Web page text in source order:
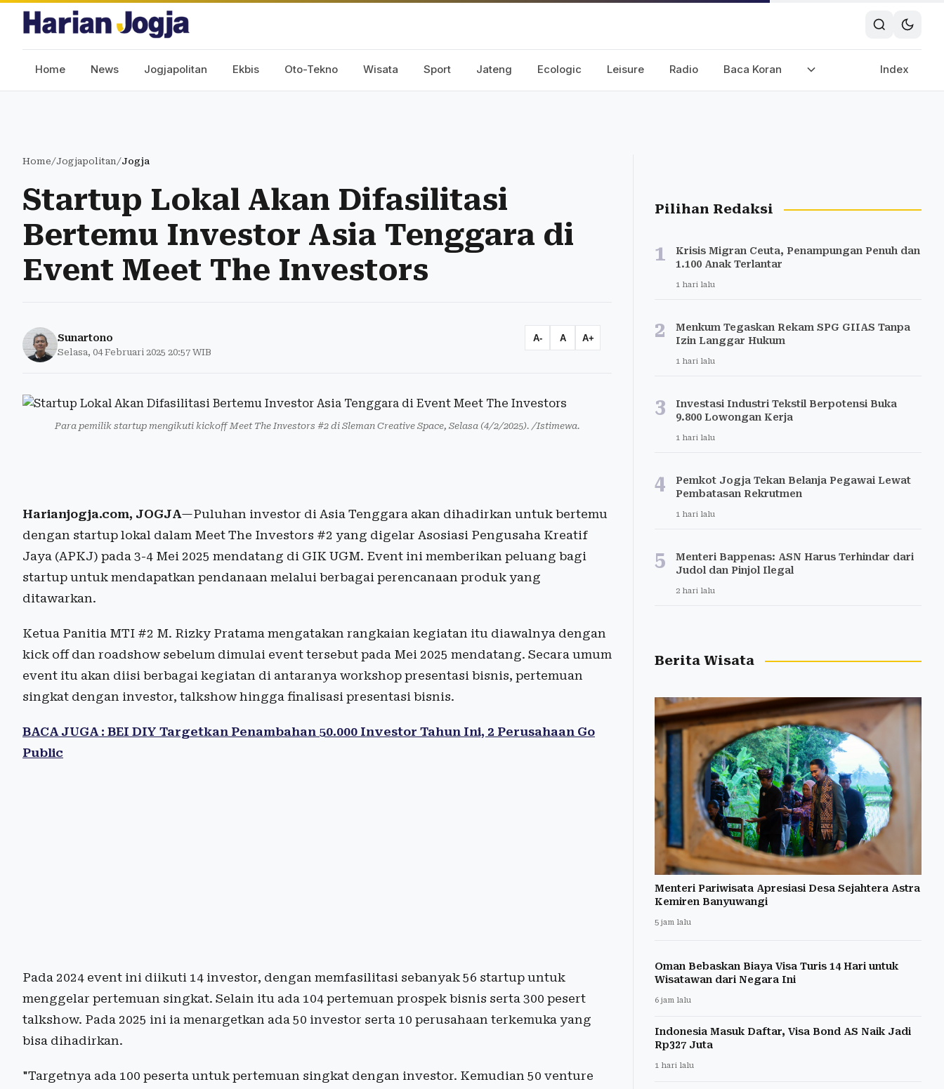
Home News Jogjapolitan Ekbis Oto-Tekno Wisata Sport Jateng Ecologic Leisure Radio Baca Koran Index
Home/Jogjapolitan/Jogja
Startup Lokal Akan Difasilitasi
Bertemu Investor Asia Tenggara di
Event Meet The Investors
Sunartono
Selasa, 04 Februari 2025 20:57 WIB
A- A A+
Para pemilik startup mengikuti kickoff Meet The Investors #2 di Sleman Creative Space, Selasa (4/2/2025). /Istimewa.
Harianjogja.com, JOGJA—Puluhan investor di Asia Tenggara akan dihadirkan untuk bertemu
dengan startup lokal dalam Meet The Investors #2 yang digelar Asosiasi Pengusaha Kreatif
Jaya (APKJ) pada 3-4 Mei 2025 mendatang di GIK UGM. Event ini memberikan peluang bagi
startup untuk mendapatkan pendanaan melalui berbagai perencanaan produk yang
ditawarkan.
Ketua Panitia MTI #2 M. Rizky Pratama mengatakan rangkaian kegiatan itu diawalnya dengan
kick off dan roadshow sebelum dimulai event tersebut pada Mei 2025 mendatang. Secara umum
event itu akan diisi berbagai kegiatan di antaranya workshop presentasi bisnis, pertemuan
singkat dengan investor, talkshow hingga finalisasi presentasi bisnis.
BACA JUGA : BEI DIY Targetkan Penambahan 50.000 Investor Tahun Ini, 2 Perusahaan Go
Public
Pada 2024 event ini diikuti 14 investor, dengan memfasilitasi sebanyak 56 startup untuk
menggelar pertemuan singkat. Selain itu ada 104 pertemuan prospek bisnis serta 300 pesert
talkshow. Pada 2025 ini ia menargetkan ada 50 investor serta 10 perusahaan terkemuka yang
bisa dihadirkan.
"Targetnya ada 100 peserta untuk pertemuan singkat dengan investor. Kemudian 50 venture
Pilihan Redaksi
1
Krisis Migran Ceuta, Penampungan Penuh dan
1.100 Anak Terlantar
1 hari lalu
2
Menkum Tegaskan Rekam SPG GIIAS Tanpa
Izin Langgar Hukum
1 hari lalu
3
Investasi Industri Tekstil Berpotensi Buka
9.800 Lowongan Kerja
1 hari lalu
4
Pemkot Jogja Tekan Belanja Pegawai Lewat
Pembatasan Rekrutmen
1 hari lalu
5
Menteri Bappenas: ASN Harus Terhindar dari
Judol dan Pinjol Ilegal
2 hari lalu
Berita Wisata
Menteri Pariwisata Apresiasi Desa Sejahtera Astra
Kemiren Banyuwangi
5 jam lalu
Oman Bebaskan Biaya Visa Turis 14 Hari untuk
Wisatawan dari Negara Ini
6 jam lalu
Indonesia Masuk Daftar, Visa Bond AS Naik Jadi
Rp327 Juta
1 hari lalu